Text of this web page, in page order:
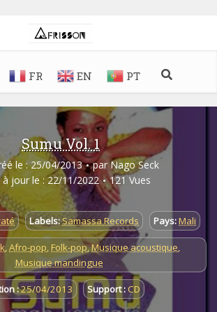
FR EN PT
Sumu Vol. 1
le : 25/04/2013 par Nago Seck
à jour le : 22/11/2022
121 Vues
Labels:Samassa Records Pays:Mali
,Afro-pop,Folk-pop,Musique acoustique,
Musique mandingue
:25/04/2013 Support :CD